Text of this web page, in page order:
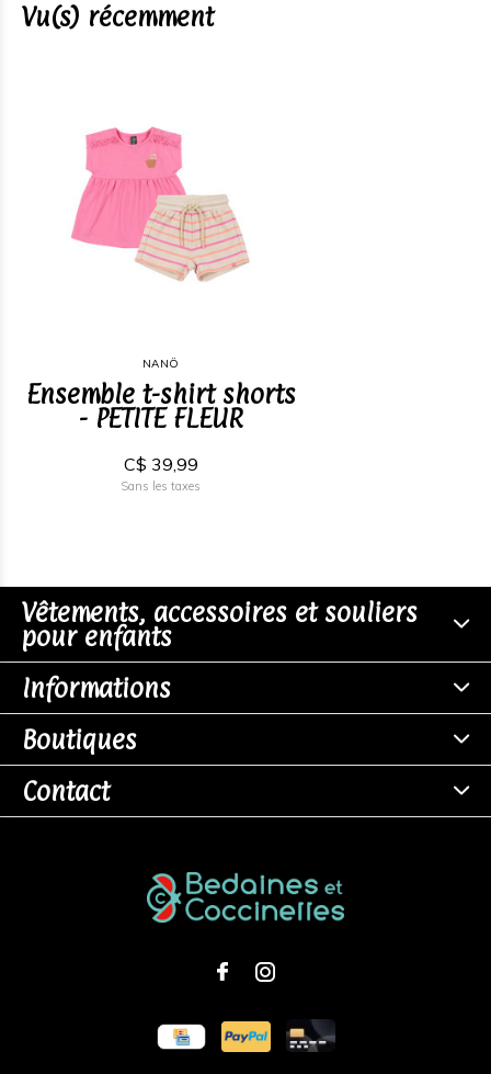
Vu(s) récemment
NANÖ
Ensemble t-shirt shorts
- PETITE FLEUR
C$ 39,99
Sans les taxes
Vêtements, accessoires et souliers
pour enfants
Informations
Boutiques
Contact